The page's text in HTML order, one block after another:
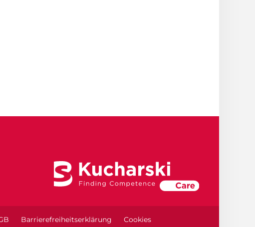
Barrierefreiheitserklärung Cookies